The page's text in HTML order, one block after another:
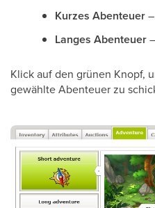
Kurzes Abenteuer
Langes Abenteuer
Klick auf den grünen Knopf,
gewählte Abenteuer zu